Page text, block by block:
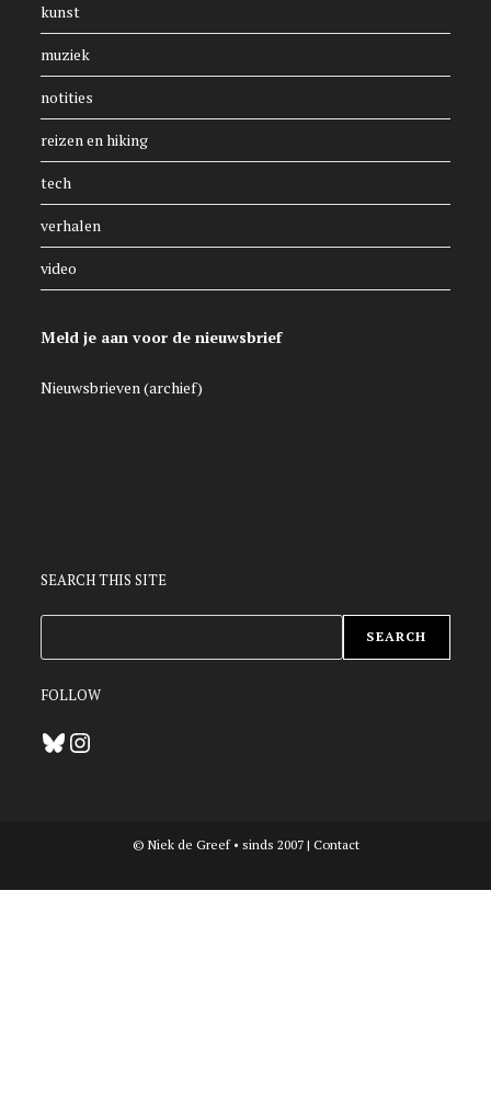
kunst
muziek
notities
reizen en hiking
tech
verhalen
video
Meld je aan voor de nieuwsbrief
Nieuwsbrieven (archief)
SEARCH THIS SITE
SEARCH
FOLLOW
BlueskyInstagram
© Niek de Greef • sinds 2007 | Contact